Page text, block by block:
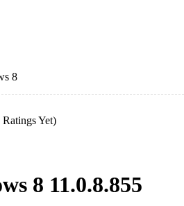
8
Yet)
8 11.0.8.855